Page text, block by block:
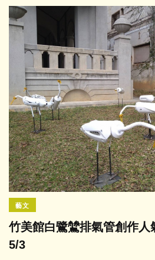
藝文
竹美館白鷺鷥排氣管創作人
5/3